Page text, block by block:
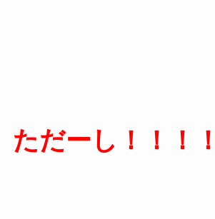
ただーし！！！！